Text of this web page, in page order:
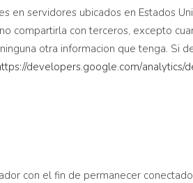
en servidores ubicados en Estados
compartirla con terceros, excepto
otra informacion que tenga. Si
developers.google.com/analytics/
con el fin de permanecer